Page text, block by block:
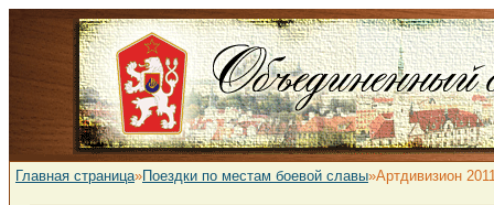
Главная страница»Поездки по местам боевой славы»Артдивизион